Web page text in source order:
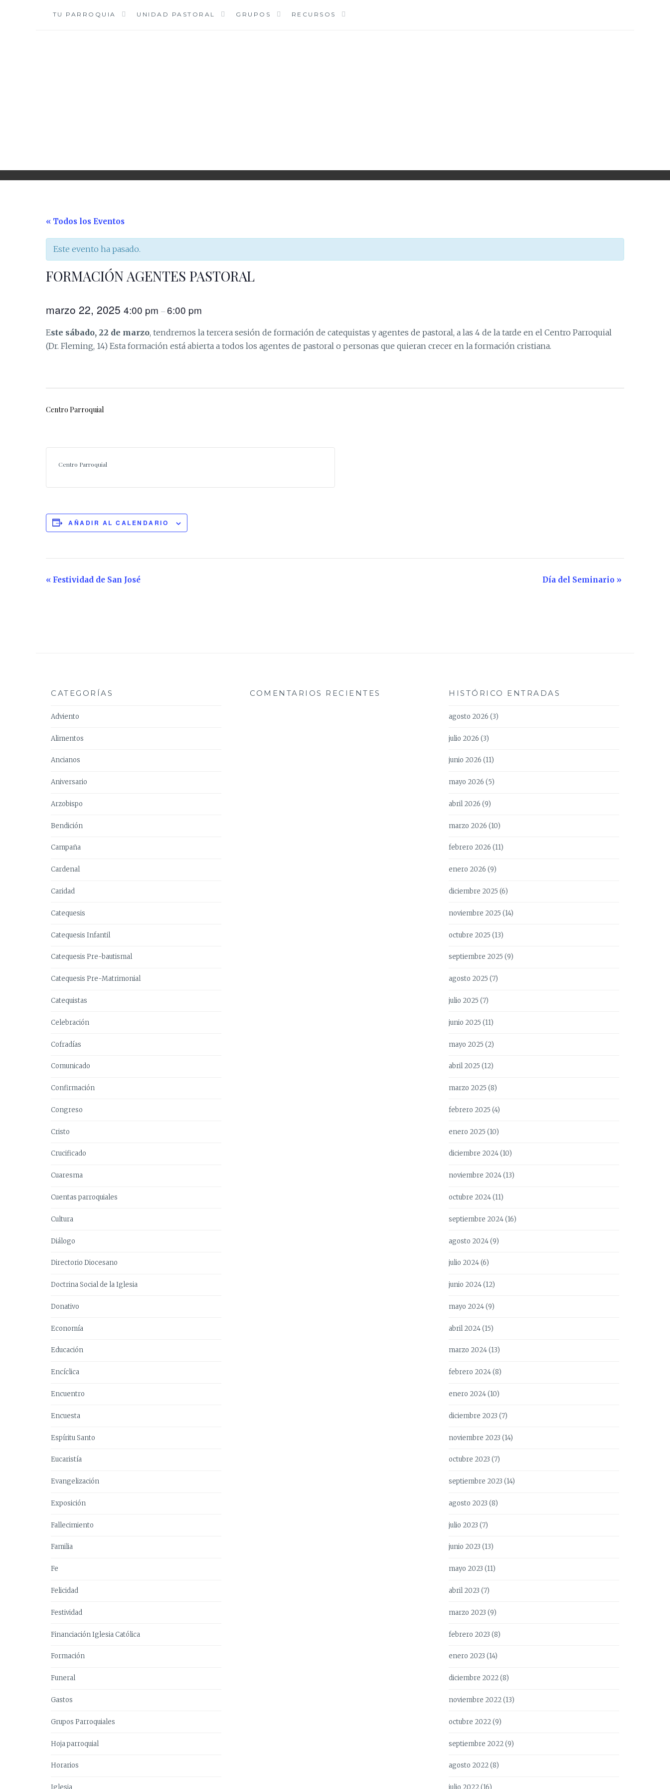
TU PARROQUIA UNIDAD PASTORAL GRUPOS RECURSOS
« Todos los Eventos
Este evento ha pasado.
FORMACIÓN AGENTES PASTORAL
marzo 22, 2025 4:00 pm –6:00 pm
Este sábado, 22 de marzo, tendremos la tercera sesión de formación de catequistas y agentes de pastoral, a las 4 de la tarde en el Centro Parroquial
(Dr. Fleming, 14) Esta formación está abierta a todos los agentes de pastoral o personas que quieran crecer en la formación cristiana.
Centro Parroquial
Centro Parroquial
AÑADIR AL CALENDARIO
Navegación
« Festividad de San José Día del Seminario »
CATEGORÍAS
Adviento
Alimentos
Ancianos
Aniversario
Arzobispo
Bendición
Campaña
Cardenal
Caridad
Catequesis
Catequesis Infantil
Catequesis Pre-bautismal
Catequesis Pre-Matrimonial
Catequistas
Celebración
Cofradías
Comunicado
Confirmación
Congreso
Cristo
Crucificado
Cuaresma
Cuentas parroquiales
Cultura
Diálogo
Directorio Diocesano
Doctrina Social de la Iglesia
Donativo
Economía
Educación
Encíclica
Encuentro
Encuesta
Espíritu Santo
Eucaristía
Evangelización
Exposición
Fallecimiento
Familia
Fe
Felicidad
Festividad
Financiación Iglesia Católica
Formación
Funeral
Gastos
Grupos Parroquiales
Hoja parroquial
Horarios
Iglesia
COMENTARIOS RECIENTES HISTÓRICO ENTRADAS
agosto 2026 (3)
julio 2026 (3)
junio 2026 (11)
mayo 2026 (5)
abril 2026 (9)
marzo 2026 (10)
febrero 2026 (11)
enero 2026 (9)
diciembre 2025 (6)
noviembre 2025 (14)
octubre 2025 (13)
septiembre 2025 (9)
agosto 2025 (7)
julio 2025 (7)
junio 2025 (11)
mayo 2025 (2)
abril 2025 (12)
marzo 2025 (8)
febrero 2025 (4)
enero 2025 (10)
diciembre 2024(10)
noviembre 2024(13)
octubre 2024(11)
septiembre 2024(16)
agosto 2024(9)
julio 2024(6)
junio 2024(12)
mayo 2024(9)
abril 2024(15)
marzo 2024(13)
febrero 2024(8)
enero 2024(10)
diciembre 2023 (7)
noviembre 2023 (14)
octubre 2023 (7)
septiembre 2023 (14)
agosto 2023 (8)
julio 2023 (7)
junio 2023 (13)
mayo 2023 (11)
abril 2023 (7)
marzo 2023 (9)
febrero 2023 (8)
enero 2023 (14)
diciembre 2022(8)
noviembre 2022(13)
octubre 2022(9)
septiembre 2022(9)
agosto 2022(8)
julio 2022(16)